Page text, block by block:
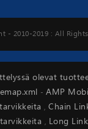
- 2010-2019 : All
olevat
- AMP
, Chain
, Long